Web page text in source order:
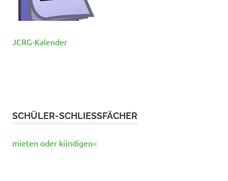
JCRG-Kalender
SCHÜLER-SCHLIESSFÄCHER
mieten oder kündigen<